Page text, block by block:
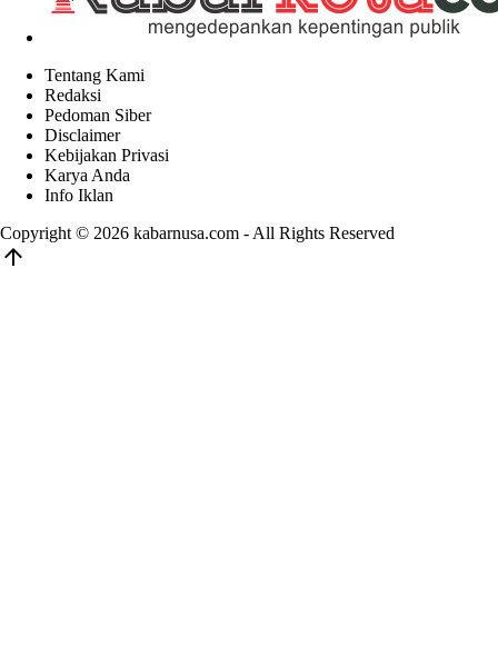
Tentang Kami
Redaksi
Pedoman Siber
Disclaimer
Kebijakan Privasi
Karya Anda
Info Iklan
Copyright © 2026 kabarnusa.com - All Rights Reserved
arrow_upward